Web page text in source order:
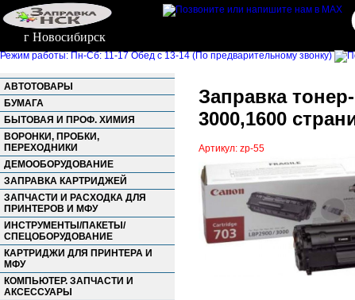
г Новосибирск
Режим работы: Пн-Сб: 11-17 Обед с 13-14 (По предварительному звонку)
АВТОТОВАРЫ
БУМАГА
БЫТОВАЯ И ПРОФ. ХИМИЯ
ВОРОНКИ, ПРОБКИ,
ПЕРЕХОДНИКИ
ДЕМООБОРУДОВАНИЕ
ЗАПРАВКА КАРТРИДЖЕЙ
ЗАПЧАСТИ И РАСХОДКА ДЛЯ
ПРИНТЕРОВ И МФУ
ИНСТРУМЕНТЫ/ПАКЕТЫ/
СПЕЦОБОРУДОВАНИЕ
КАРТРИДЖИ ДЛЯ ПРИНТЕРА И
МФУ
КОМПЬЮТЕР. ЗАПЧАСТИ И
АКСЕССУАРЫ
Заправка
3000,1600
Артикул: zp-55